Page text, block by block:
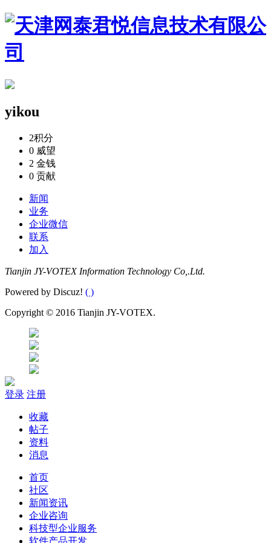
yikou
2积分
0 威望
2 金钱
0 贡献
新闻
业务
企业微信
联系
加入
Tianjin JY-VOTEX Information Technology Co,.Ltd.
Powered by Discuz! ( )
Copyright © 2016 Tianjin JY-VOTEX.
登录 注册
收藏
帖子
资料
消息
首页
社区
新闻资讯
企业咨询
科技型企业服务
软件产品开发